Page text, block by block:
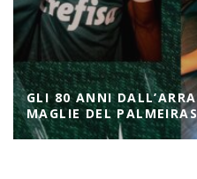
GLI 80 ANNI
MAGLIE DEL